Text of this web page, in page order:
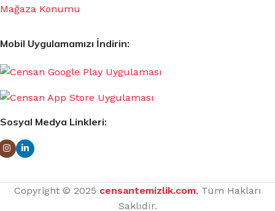
Mağaza Konumu
Mobil Uygulamamızı İndirin:
Sosyal Medya Linkleri:
Copyright © 2025 censantemizlik.com, Tüm Hakları
Saklıdır.